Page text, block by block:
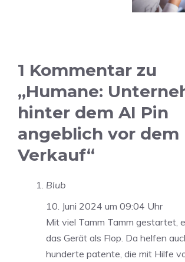
1 Kommentar zu
„Humane:
hinter dem AI Pin
angeblich vor dem
Verkauf“
Blub
10. Juni 2024 um 09:04 Uhr
Mit viel Tamm Tamm gestartet,
das Gerät als Flop. Da helfen
hunderte patente, die mit Hilfe